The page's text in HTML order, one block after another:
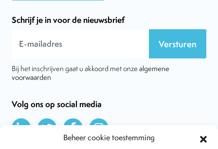
Beheer cookie toestemming
Schrijf je in voor de nieuwsbrief
Versturen
Bij het inschrijven gaat u akkoord met onze algemene
voorwaarden
Volg ons op social media